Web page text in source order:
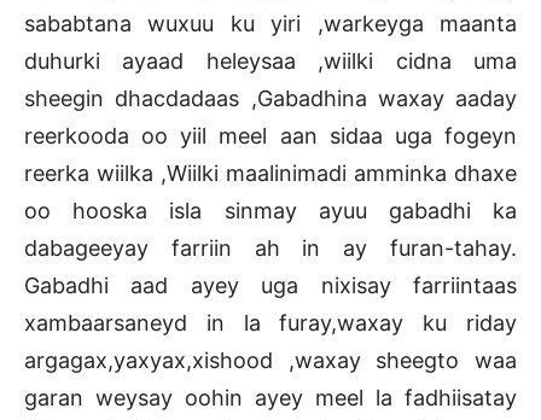
sababtana wuxuu ku yiri ,warkeyga maanta
duhurki ayaad heleysaa ,wiilki cidna uma
sheegin dhacdadaas ,Gabadhina waxay aaday
reerkooda oo yiil meel aan sidaa uga fogeyn
reerka wiilka ,Wiilki maalinimadi amminka dhaxe
oo hooska isla sinmay ayuu gabadhi ka
dabageeyay farriin ah in ay furan-tahay.
Gabadhi aad ayey uga nixisay farriintaas
xambaarsaneyd in la furay,waxay ku riday
argagax,yaxyax,xishood ,waxay sheegto waa
garan weysay oohin ayey meel la fadhiisatay